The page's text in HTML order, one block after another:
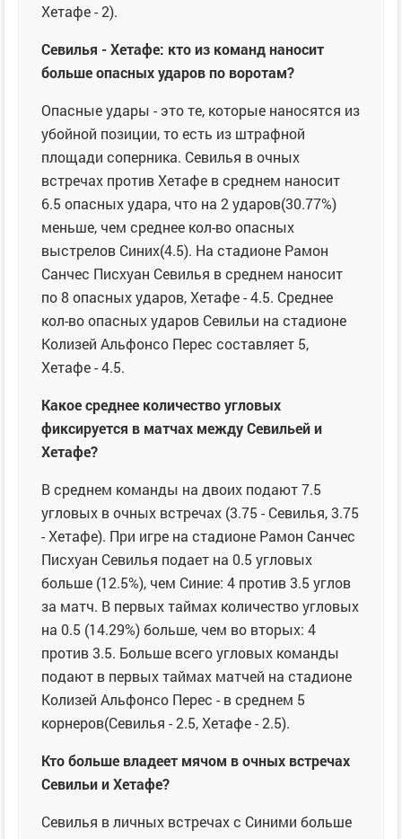
Хетафе - 2).
Севилья - Хетафе: кто из команд наносит
больше опасных ударов по воротам?
Опасные удары - это те, которые наносятся из
убойной позиции, то есть из штрафной
площади соперника. Севилья в очных
встречах против Хетафе в среднем наносит
6.5 опасных удара, что на 2 ударов(30.77%)
меньше, чем среднее кол-во опасных
выстрелов Синих(4.5). На стадионе Рамон
Санчес Писхуан Севилья в среднем наносит
по 8 опасных ударов, Хетафе - 4.5. Среднее
кол-во опасных ударов Севильи на стадионе
Колизей Альфонсо Перес составляет 5,
Хетафе - 4.5.
Какое среднее количество угловых
фиксируется в матчах между Севильей и
Хетафе?
В среднем команды на двоих подают 7.5
угловых в очных встречах (3.75 - Севилья, 3.75
- Хетафе). При игре на стадионе Рамон Санчес
Писхуан Севилья подает на 0.5 угловых
больше (12.5%), чем Синие: 4 против 3.5 углов
за матч. В первых таймах количество угловых
на 0.5 (14.29%) больше, чем во вторых: 4
против 3.5. Больше всего угловых команды
подают в первых таймах матчей на стадионе
Колизей Альфонсо Перес - в среднем 5
корнеров(Севилья - 2.5, Хетафе - 2.5).
Кто больше владеет мячом в очных встречах
Севильи и Хетафе?
Севилья в личных встречах с Синими больше